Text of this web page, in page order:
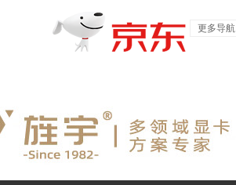
更多导航